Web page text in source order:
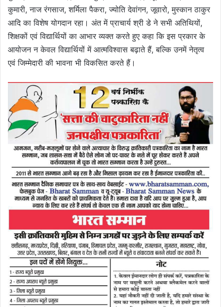
कुमारी, नाज रंगसाज, शर्मिला पैकरा, ज्योति देवांगन, जूवारो, मुस्कान ठाकुर
आदि का विशेष योगदान रहा। अंत में प्राचार्य श्री डे ने सभी अतिथियों,
शिक्षकों एवं विद्यार्थियों का आभार व्यक्त करते हुए कहा कि इस प्रकार के
आयोजन न केवल विद्यार्थियों में आत्मविश्वास बढ़ाते हैं, बल्कि उनमें नेतृत्व
एवं जिम्मेदारी की भावना भी विकसित करते हैं।